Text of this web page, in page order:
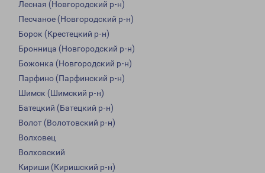
Лесная (Новгородский р-н)
Песчаное (Новгородский р-н)
Борок (Крестецкий р-н)
Бронница (Новгородский р-н)
Божонка (Новгородский р-н)
Парфино (Парфинский р-н)
Шимск (Шимский р-н)
Батецкий (Батецкий р-н)
Волот (Волотовский р-н)
Волховец
Волховский
Кириши (Киришский р-н)